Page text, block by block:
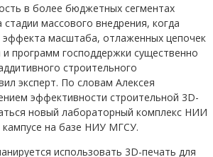
в более бюджетных сегментах
стадии массового внедрения, когда
эффекта масштаба, отлаженных цепочек
программ господдержки существенно
строительного
эксперт. По словам Алексея
эффективности строительной 3D-
новый лабораторный комплекс НИИ
на базе НИУ МГСУ.
использовать 3D-печать для